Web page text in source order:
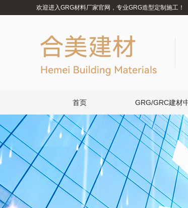
欢迎进入GRG材料厂家官网，专业GRG造型定制施工！
首页 GRG/GRC建材